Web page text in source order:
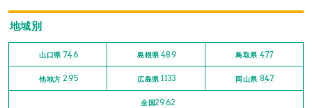
地域別
山口県 746 島根県 489 鳥取県 477
他地方 295 広島県 1133 岡山県 847
全国2962